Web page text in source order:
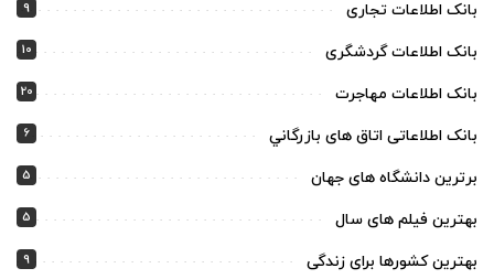
بانک اطلاعات تجاری 9
بانک اطلاعات گردشگری 10
بانک اطلاعات مهاجرت 20
بانک اطلاعاتی اتاق های بازرگاني 6
برترین دانشگاه های جهان 5
بهترین فیلم های سال 5
بهترین کشورها برای زندگی 9